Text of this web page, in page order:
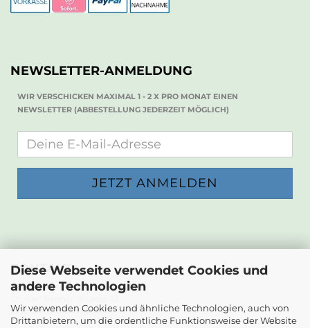
Diese Webseite verwendet Cookies und
andere Technologien
Wir verwenden Cookies und ähnliche Technologien, auch von
Drittanbietern, um die ordentliche Funktionsweise der Website
NEWSLETTER-ANMELDUNG
WIR VERSCHICKEN MAXIMAL 1 - 2 X PRO MONAT EINEN
NEWSLETTER (ABBESTELLUNG JEDERZEIT MÖGLICH)
KONTAKT
Die Papierwerkstatt
2232 Deutsch-Wagram